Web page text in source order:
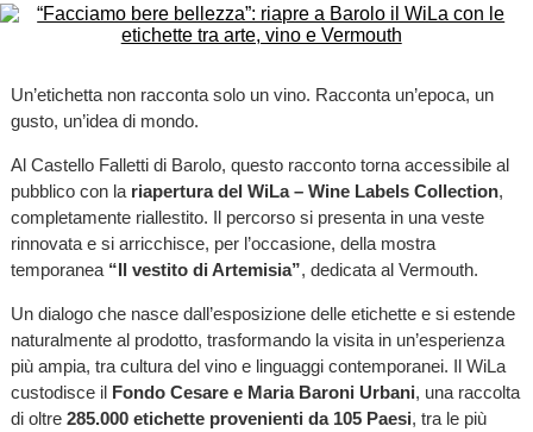
Un’etichetta non racconta solo un vino. Racconta un’epoca, un
gusto, un’idea di mondo.
Al Castello Falletti di Barolo, questo racconto torna accessibile al
pubblico con la riapertura del WiLa – Wine Labels Collection,
completamente riallestito. Il percorso si presenta in una veste
rinnovata e si arricchisce, per l’occasione, della mostra
temporanea “Il vestito di Artemisia”, dedicata al Vermouth.
Un dialogo che nasce dall’esposizione delle etichette e si estende
naturalmente al prodotto, trasformando la visita in un’esperienza
più ampia, tra cultura del vino e linguaggi contemporanei. Il WiLa
custodisce il Fondo Cesare e Maria Baroni Urbani, una raccolta
di oltre 285.000 etichette provenienti da 105 Paesi, tra le più